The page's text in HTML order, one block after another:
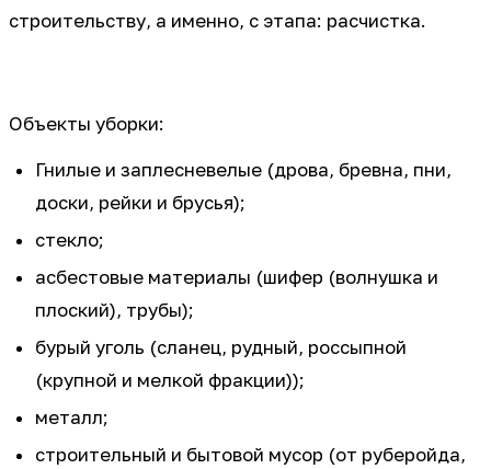
строительству, а именно, с этапа: расчистка.
Объекты уборки:
Гнилые и заплесневелые (дрова, бревна, пни,
доски, рейки и брусья);
стекло;
асбестовые материалы (шифер (волнушка и
плоский), трубы);
бурый уголь (сланец, рудный, россыпной
(крупной и мелкой фракции));
металл;
строительный и бытовой мусор (от руберойда,